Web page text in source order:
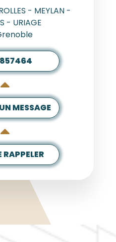
- MEYLAN -
- URIAGE
MESSAGE
RAPPELER